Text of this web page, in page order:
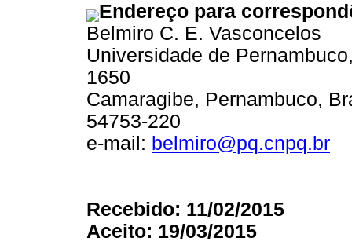
Endereço para
Belmiro C. E. Vasconcelos
Universidade de
1650
Camaragibe, Pernambuco,
54753-220
e-mail: belmiro@pq.cnpq.br
Recebido: 11/02/2015
Aceito: 19/03/2015